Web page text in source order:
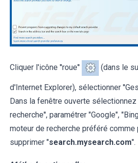
Cliquer l'icône ''roue'' (dans le
d'Internet Explorer), sélectionner
Dans la fenêtre ouverte
recherche'', paramétrer "Google",
moteur de recherche préféré comme
supprimer "search.mysearch.com".